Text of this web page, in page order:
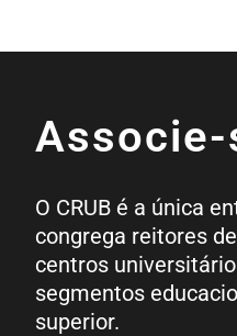
Associe-
O CRUB é a única
congrega reitores
centros
segmentos
superior.